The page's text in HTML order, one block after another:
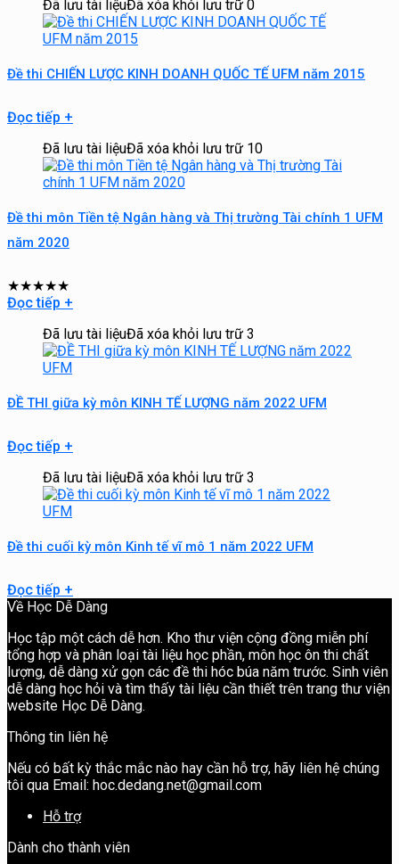
Đã lưu tài liệuĐã xóa khỏi lưu trữ 0
Đề thi CHIẾN LƯỢC KINH DOANH QUỐC TẾ UFM năm 2015
Đọc tiếp +
Đã lưu tài liệuĐã xóa khỏi lưu trữ 10
Đề thi môn Tiền tệ Ngân hàng và Thị trường Tài chính 1 UFM
năm 2020
★★★★★
Đọc tiếp +
Đã lưu tài liệuĐã xóa khỏi lưu trữ 3
ĐỀ THI giữa kỳ môn KINH TẾ LƯỢNG năm 2022 UFM
Đọc tiếp +
Đã lưu tài liệuĐã xóa khỏi lưu trữ 3
Đề thi cuối kỳ môn Kinh tế vĩ mô 1 năm 2022 UFM
Đọc tiếp +
Về Học Dễ Dàng
Học tập một cách dễ hơn. Kho thư viện cộng đồng miễn phí
tổng hợp và phân loại tài liệu học phần, môn học ôn thi chất
lượng, dễ dàng xử gọn các đề thi hóc búa năm trước. Sinh viên
dễ dàng học hỏi và tìm thấy tài liệu cần thiết trên trang thư viện
website Học Dễ Dàng.
Thông tin liên hệ
Nếu có bất kỳ thắc mắc nào hay cần hỗ trợ, hãy liên hệ chúng
tôi qua Email: hoc.dedang.net@gmail.com
Hỗ trợ
Dành cho thành viên